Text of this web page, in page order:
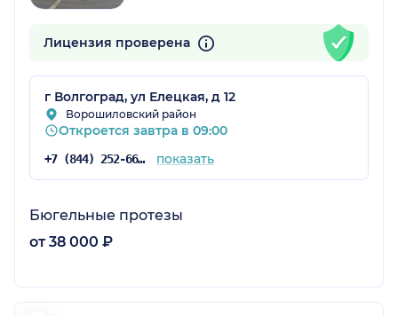
Лицензия проверена
г Волгоград, ул Елецкая, д 12
Ворошиловский район
Откроется завтра в 09:00
+7 (844) 252-66-55 показать
Бюгельные протезы
от 38 000 ₽